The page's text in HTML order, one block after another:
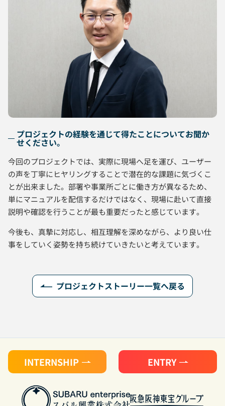
プロジェクトの経験を通じて得たことについてお聞か
せください。
今回のプロジェクトでは、実際に現場へ足を運び、ユーザー
の声を丁寧にヒヤリングすることで潜在的な課題に気づくこ
とが出来ました。部署や事業所ごとに働き方が異なるため、
単にマニュアルを配信するだけではなく、現場に赴いて直接
説明や確認を行うことが最も重要だったと感じています。
今後も、真摯に対応し、相互理解を深めながら、より良い仕
事をしていく姿勢を持ち続けていきたいと考えています。
プロジェクトストーリー一覧へ戻る
INTERNSHIP ENTRY